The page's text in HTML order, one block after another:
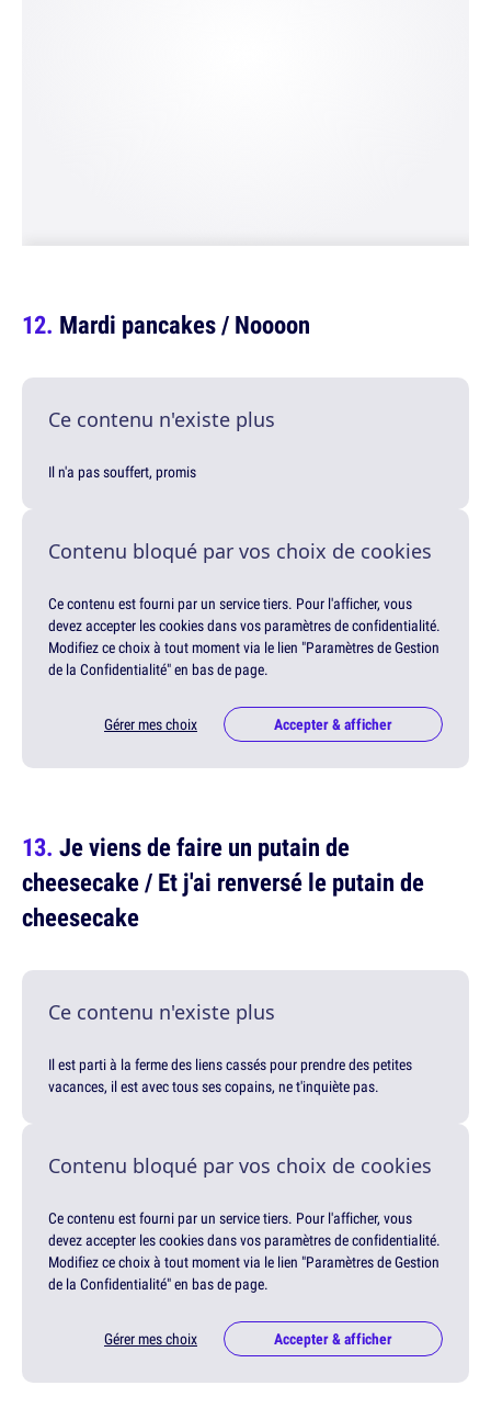
Mardi pancakes / Noooon
Ce contenu n'existe plus
Il n'a pas souffert, promis
Contenu bloqué par vos choix de cookies
Ce contenu est fourni par un service tiers. Pour l'afficher, vous
devez accepter les cookies dans vos paramètres de confidentialité.
Modifiez ce choix à tout moment via le lien "Paramètres de Gestion
de la Confidentialité" en bas de page.
Gérer mes choix Accepter & afficher
Je viens de faire un putain de
cheesecake / Et j'ai renversé le putain de
cheesecake
Ce contenu n'existe plus
Il est parti à la ferme des liens cassés pour prendre des petites
vacances, il est avec tous ses copains, ne t'inquiète pas.
Contenu bloqué par vos choix de cookies
Ce contenu est fourni par un service tiers. Pour l'afficher, vous
devez accepter les cookies dans vos paramètres de confidentialité.
Modifiez ce choix à tout moment via le lien "Paramètres de Gestion
de la Confidentialité" en bas de page.
Gérer mes choix Accepter & afficher